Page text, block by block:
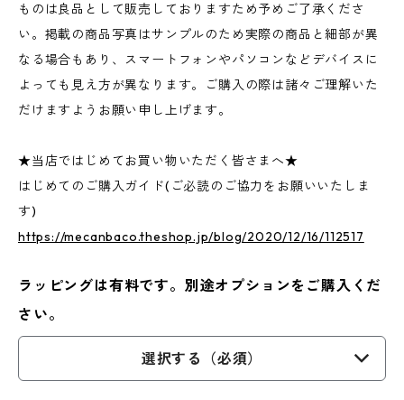
ものは良品として販売しておりますため予めご了承くださ
い。掲載の商品写真はサンプルのため実際の商品と細部が異
なる場合もあり、スマートフォンやパソコンなどデバイスに
よっても見え方が異なります。ご購入の際は諸々ご理解いた
だけますようお願い申し上げます。
★当店ではじめてお買い物いただく皆さまへ★
はじめてのご購入ガイド(ご必読のご協力をお願いいたしま
す)
https://mecanbaco.theshop.jp/blog/2020/12/16/112517
ラッピングは有料です。別途オプションをご購入くだ
さい。
選択する（必須）